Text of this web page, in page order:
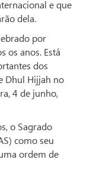
e que
dela.
por
os anos. Está
dos
Dhul Hijjah no
4 de junho,
o Sagrado
como seu
ordem de